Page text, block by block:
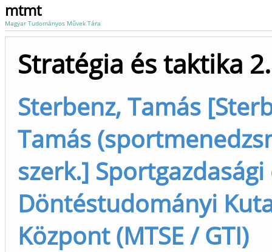
mtmt
Magyar Tudományos Művek Tára
Stratégia és taktika 2.
Sterbenz, Tamás
Tamás
szerk.] Sportgazdasági
Döntéstudományi
Központ (MTSE / GTI)